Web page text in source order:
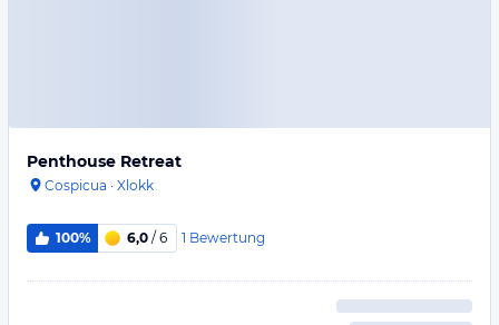
Penthouse Retreat
Cospicua · Xlokk
100% 6,0 / 6 1 Bewertung